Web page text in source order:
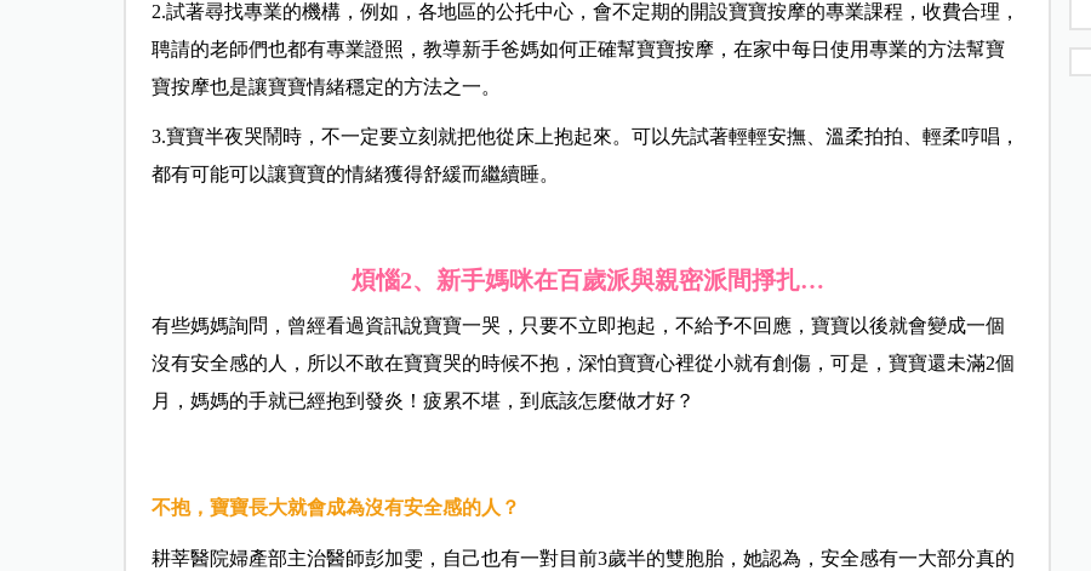
2.試著尋找專業的機構，例如，各地區的公托中心，會不定期的開設寶寶按摩的專業課程，收費合理，
聘請的老師們也都有專業證照，教導新手爸媽如何正確幫寶寶按摩，在家中每日使用專業的方法幫寶
寶按摩也是讓寶寶情緒穩定的方法之一。
3.寶寶半夜哭鬧時，不一定要立刻就把他從床上抱起來。可以先試著輕輕安撫、溫柔拍拍、輕柔哼唱，
都有可能可以讓寶寶的情緒獲得舒緩而繼續睡。
煩惱2、新手媽咪在百歲派與親密派間掙扎…
有些媽媽詢問，曾經看過資訊說寶寶一哭，只要不立即抱起，不給予不回應，寶寶以後就會變成一個
沒有安全感的人，所以不敢在寶寶哭的時候不抱，深怕寶寶心裡從小就有創傷，可是，寶寶還未滿2個
月，媽媽的手就已經抱到發炎 ！ 疲累不堪，到底該怎麼做才好？
不抱，寶寶長大就會成為沒有安全感的人？
耕莘醫院婦產部主治醫師彭加雯， 自己也有一對目前3歲半的雙胞胎， 她認為， 安全感有一大部分真的